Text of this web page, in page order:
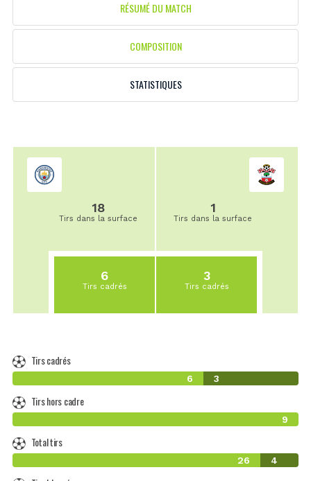
RÉSUMÉ DU MATCH
COMPOSITION
STATISTIQUES
18
Tirs dans la surface
6
Tirs cadrés
1
Tirs dans la surface
3
Tirs cadrés
Tirs cadrés
6 3
Tirs hors cadre
9
Total tirs
26 4